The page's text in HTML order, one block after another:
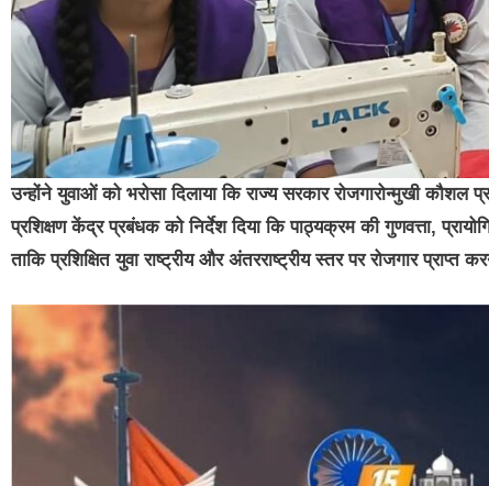
उन्होंने युवाओं को भरोसा दिलाया कि राज्य सरकार रोजगारोन्मुखी
प्रशिक्षण केंद्र प्रबंधक को निर्देश दिया कि पाठ्यक्रम की गुणवत्ता,
ताकि प्रशिक्षित युवा राष्ट्रीय और अंतरराष्ट्रीय स्तर पर रोजगार प्राप्त